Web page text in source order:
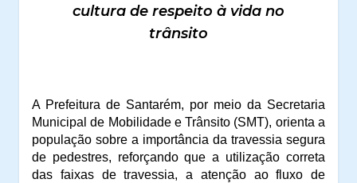
cultura de respeito à vida no
trânsito
A Prefeitura de Santarém, por meio da Secretaria
Municipal de Mobilidade e Trânsito (SMT), orienta a
população sobre a importância da travessia segura
de pedestres, reforçando que a utilização correta
das faixas de travessia, a atenção ao fluxo de